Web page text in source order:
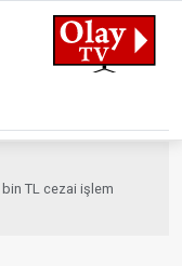
bin TL cezai işlem